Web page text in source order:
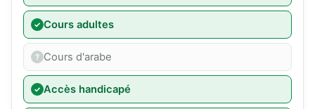
Cours adultes
Cours d'arabe
Accès handicapé